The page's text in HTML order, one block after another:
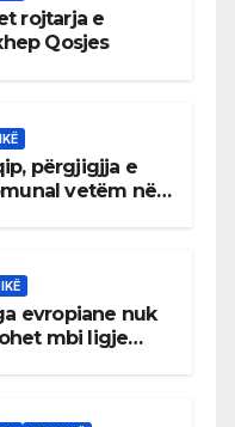
rojtarja e
Qosjes
përgjigjja e
vetëm në
evropiane nuk
mbi ligje